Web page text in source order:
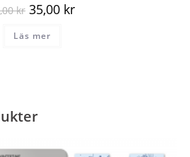
kr 35,00 kr
Läs mer